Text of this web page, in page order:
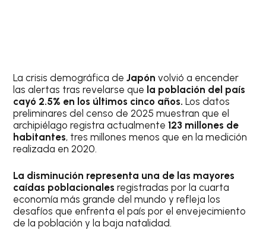
La crisis demográfica deJapón volvió a encender
las alertas tras revelarse que la población del país
cayó 2.5% en los últimos cinco años. Los datos
preliminares del censo de 2025 muestran que el
archipiélago registra actualmente123 millones de
habitantes, tres millones menos que en la medición
realizada en 2020.
La disminución representa una de las mayores
caídas poblacionales registradas por la cuarta
economía más grande del mundo y refleja los
desafíos que enfrenta el país por el envejecimiento
de la población y la baja natalidad.